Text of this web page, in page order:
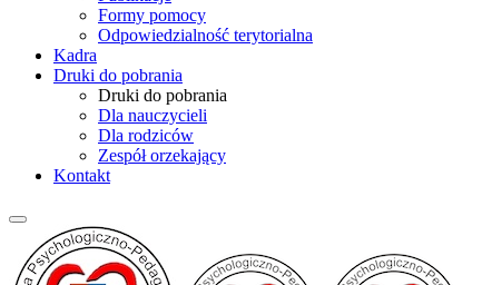
Formy pomocy
Odpowiedzialność terytorialna
Kadra
Druki do pobrania
Druki do pobrania
Dla nauczycieli
Dla rodziców
Zespół orzekający
Kontakt